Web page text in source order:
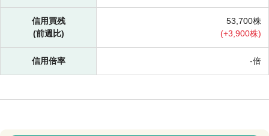
信用買残
(前週比)
53,700株
(+3,900株)
信用倍率 -倍